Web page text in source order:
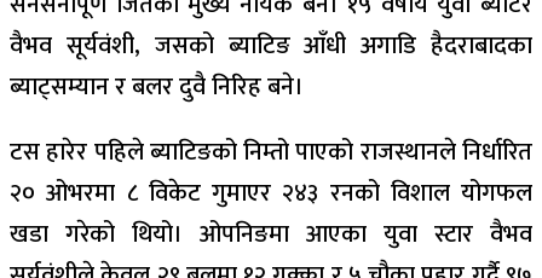
वैभव सूर्यवंशी, जसको ब्याटिङ आँधी अगाडि हैदराबादका
ब्याट्सम्यान र बलर दुवै निरिह बने।
टस हारेर पहिले ब्याटिङको निम्तो पाएको राजस्थानले निर्धारित
२० ओभरमा ८ विकेट गुमाएर २४३ रनको विशाल योगफल
खडा गरेको थियो। ओपनिङमा आएका युवा स्टार वैभव